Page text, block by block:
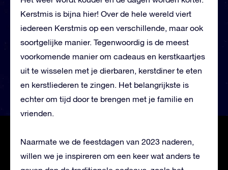
Kerstmis is bijna hier! Over de hele wereld viert
iedereen Kerstmis op een verschillende, maar ook
soortgelijke manier. Tegenwoordig is de meest
voorkomende manier om cadeaus en kerstkaartjes
uit te wisselen met je dierbaren, kerstdiner te eten
en kerstliederen te zingen. Het belangrijkste is
echter om tijd door te brengen met je familie en
vrienden.
Naarmate we de feestdagen van 2023 naderen,
willen we je inspireren om een keer wat anders te